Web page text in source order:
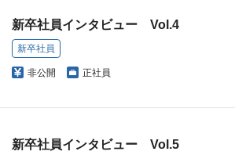
新卒社員インタビュー Vol.4
新卒社員
非公開 正社員
新卒社員インタビュー Vol.5